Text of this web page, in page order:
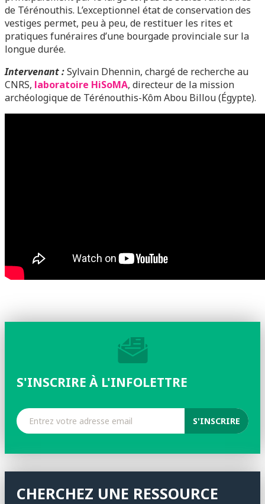
de Térénouthis. L’exceptionnel état de conservation des
vestiges permet, peu à peu, de restituer les rites et
pratiques funéraires d’une bourgade provinciale sur la
longue durée.
Intervenant :Sylvain Dhennin, chargé de recherche au
CNRS, laboratoire HiSoMA, directeur de la mission
archéologique de Térénouthis-Kôm Abou Billou (Égypte).
S'INSCRIRE À L'INFOLETTRE
CHERCHEZ UNE RESSOURCE